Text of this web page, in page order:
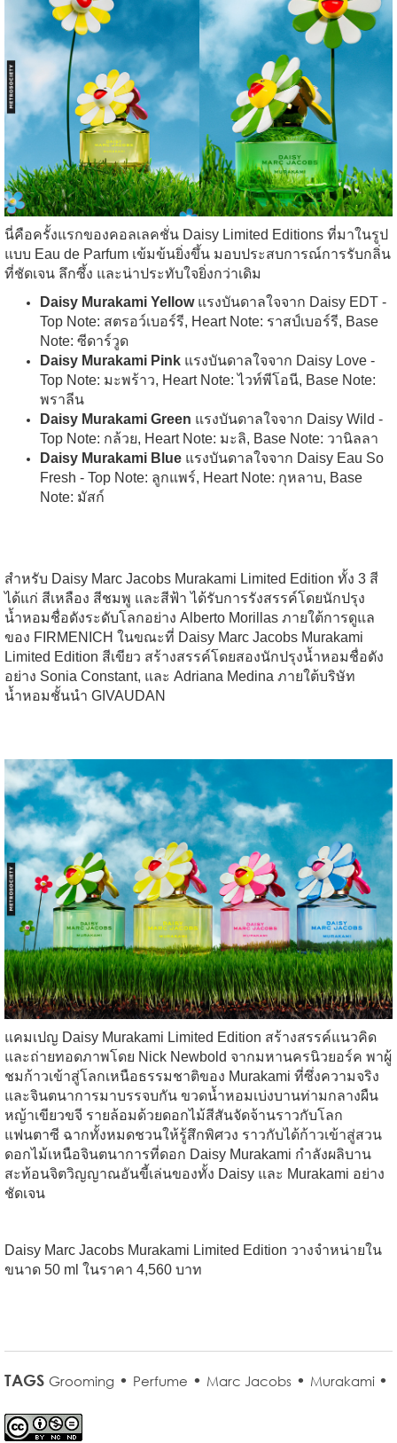
นี่คือครั้งแรกของคอลเลคชั่น Daisy Limited Editions ที่มาในรูป
แบบ Eau de Parfum เข้มข้นยิ่งขึ้น มอบประสบการณ์การรับกลิ่น
ที่ชัดเจน ลึกซึ้ง และน่าประทับใจยิ่งกว่าเดิม
Daisy Murakami Yellowแรงบันดาลใจจาก Daisy EDT -
Top Note: สตรอว์เบอร์รี, Heart Note: ราสป์เบอร์รี, Base
Note: ซีดาร์วูด
Daisy Murakami Pink แรงบันดาลใจจาก Daisy Love -
Top Note: มะพร้าว, Heart Note: ไวท์พีโอนี, Base Note:
พราลีน
Daisy Murakami Green แรงบันดาลใจจาก Daisy Wild -
Top Note: กล้วย, Heart Note: มะลิ, Base Note: วานิลลา
Daisy Murakami Blue แรงบันดาลใจจาก Daisy Eau So
Fresh - Top Note: ลูกแพร์, Heart Note: กุหลาบ, Base
Note: มัสก์
สำหรับ Daisy Marc Jacobs Murakami Limited Edition ทั้ง 3 สี
ได้แก่ สีเหลือง สีชมพู และสีฟ้า ได้รับการรังสรรค์โดยนักปรุง
น้ำหอมชื่อดังระดับโลกอย่าง Alberto Morillas ภายใต้การดูแล
ของ FIRMENICH ในขณะที่ Daisy Marc Jacobs Murakami
Limited Edition สีเขียว สร้างสรรค์โดยสองนักปรุงน้ำหอมชื่อดัง
อย่าง Sonia Constant, และ Adriana Medina ภายใต้บริษัท
น้ำหอมชั้นนำ GIVAUDAN
แคมเปญ Daisy Murakami Limited Edition สร้างสรรค์แนวคิด
และถ่ายทอดภาพโดย Nick Newbold จากมหานครนิวยอร์ค พาผู้
ชมก้าวเข้าสู่โลกเหนือธรรมชาติของ Murakami ที่ซึ่งความจริง
และจินตนาการมาบรรจบกัน ขวดน้ำหอมเบ่งบานท่ามกลางผืน
หญ้าเขียวขจี รายล้อมด้วยดอกไม้สีสันจัดจ้านราวกับโลก
แฟนตาซี ฉากทั้งหมดชวนให้รู้สึกพิศวง ราวกับได้ก้าวเข้าสู่สวน
ดอกไม้เหนือจินตนาการที่ดอก Daisy Murakami กำลังผลิบาน
สะท้อนจิตวิญญาณอันขี้เล่นของทั้ง Daisy และ Murakami อย่าง
ชัดเจน
Daisy Marc Jacobs Murakami Limited Edition วางจำหน่ายใน
ขนาด 50 ml ในราคา 4,560 บาท
TAGS Grooming • Perfume • Marc Jacobs • Murakami •